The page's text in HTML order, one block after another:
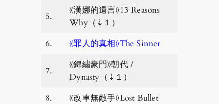
5.
《漢娜的遺言》13 Reasons
Why（⇣１）
6.
《罪人的真相》The Sinner
7.
《錦繡豪門》朝代 /
Dynasty（⇣１）
8.
《改車無敵手》Lost Bullet